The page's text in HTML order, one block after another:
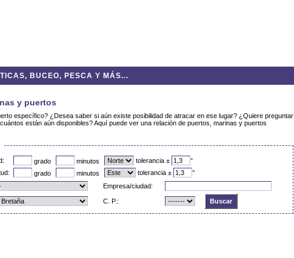
BUCEO, PESCA Y MÁS...
y puertos
específico? ¿Desea saber si aún existe posibilidad de atracar en ese lugar? ¿Quiere preguntar
están aún disponibles? Aquí puede ver una relación de puertos, marinas y puertos
grado minutos tolerancia ±
°
grado minutos tolerancia ±
°
Empresa/ciudad:
C. P.: